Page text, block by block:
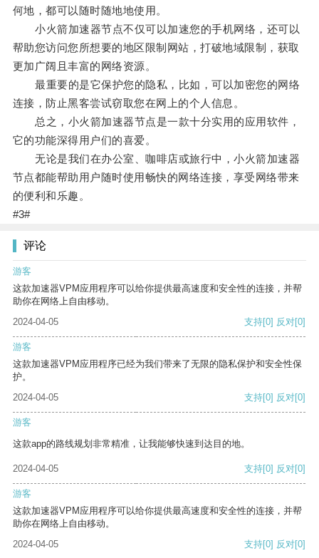
何地，都可以随时随地地使用。
小火箭加速器节点不仅可以加速您的手机网络，还可以
帮助您访问您所想要的地区限制网站，打破地域限制，获取
更加广阔且丰富的网络资源。
最重要的是它保护您的隐私，比如，可以加密您的网络
连接，防止黑客尝试窃取您在网上的个人信息。
总之，小火箭加速器节点是一款十分实用的应用软件，
它的功能深得用户们的喜爱。
无论是我们在办公室、咖啡店或旅行中，小火箭加速器
节点都能帮助用户随时使用畅快的网络连接，享受网络带来
的便利和乐趣。
#3#
评论
游客
这款加速器VPM应用程序可以给你提供最高速度和安全性的连接，并帮
助你在网络上自由移动。
2024-04-05
支持[0] 反对[0]
游客
这款加速器VPM应用程序已经为我们带来了无限的隐私保护和安全性保
护。
2024-04-05
支持[0] 反对[0]
游客
这款app的路线规划非常精准，让我能够快速到达目的地。
2024-04-05 支持[0] 反对[0]
游客
这款加速器VPM应用程序可以给你提供最高速度和安全性的连接，并帮
助你在网络上自由移动。
2024-04-05
支持[0] 反对[0]